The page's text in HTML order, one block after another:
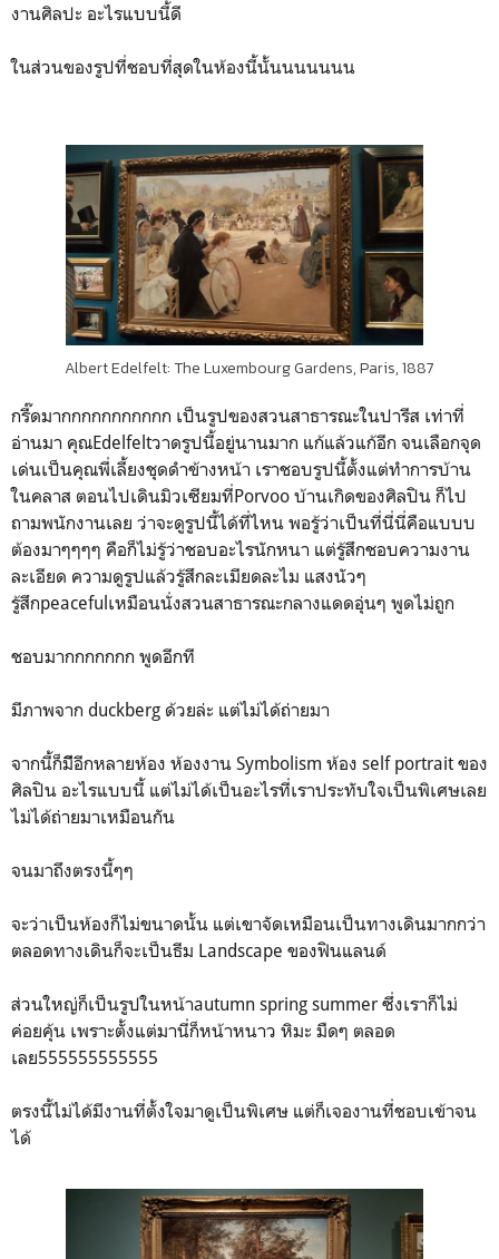
งานศิลปะ อะไรแบบนี้ดี
ในส่วนของรูปที่ชอบที่สุดในห้องนี้นั้นนนนนนน
Albert Edelfelt: The Luxembourg Gardens, Paris, 1887
กรี๊ดมากกกกกกกกกกก เป็นรูปของสวนสาธารณะในปารีส เท่าที่
อ่านมา คุณEdelfeltวาดรูปนี้อยู่นานมาก แก้แล้วแก้อีก จนเลือกจุด
เด่นเป็นคุณพี่เลี้ยงชุดดำข้างหน้า เราชอบรูปนี้ตั้งแต่ทำการบ้าน
ในคลาส ตอนไปเดินมิวเซียมที่Porvoo บ้านเกิดของศิลปิน ก็ไป
ถามพนักงานเลย ว่าจะดูรูปนี้ได้ที่ไหน พอรู้ว่าเป็นที่นี่นี่คือแบบบ
ต้องมาๆๆๆๆ คือก็ไม่รู้ว่าชอบอะไรนักหนา แต่รู้สึกชอบความงาน
ละเอียด ความดูรูปแล้วรู้สึกละเมียดละไม แสงนัวๆ
รู้สึกpeacefulเหมือนนั่งสวนสาธารณะกลางแดดอุ่นๆ พูดไม่ถูก
ชอบมากกกกกกก พูดอีกที
มีภาพจาก duckberg ด้วยล่ะ แต่ไม่ได้ถ่ายมา
จากนี้ก็มีีอีกหลายห้อง ห้องงาน Symbolism ห้อง self portrait ของ
ศิลปิน อะไรแบบนี้ แต่ไม่ได้เป็นอะไรที่เราประทับใจเป็นพิเศษเลย
ไม่ได้ถ่ายมาเหมือนกัน
จนมาถึงตรงนี้ๆๆ
จะว่าเป็นห้องก็ไม่ขนาดนั้น แต่เขาจัดเหมือนเป็นทางเดินมากกว่า
ตลอดทางเดินก็จะเป็นธีม Landscape ของฟินแลนด์
ส่วนใหญ่ก็เป็นรูปในหน้าautumn spring summer ซึ่งเราก็ไม่
ค่อยคุ้น เพราะตั้งแต่มานี่ก็หน้าหนาว หิมะ มืดๆ ตลอด
เลย555555555555
ตรงนี้ไม่ได้มีงานที่ตั้งใจมาดูเป็นพิเศษ แต่ก็เจองานที่ชอบเข้าจน
ได้